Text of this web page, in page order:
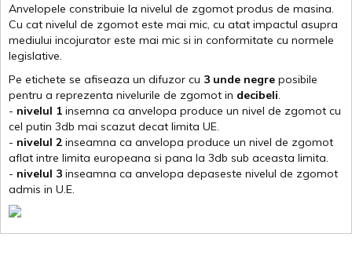
Anvelopele constribuie la nivelul de zgomot produs de masina.
Cu cat nivelul de zgomot este mai mic, cu atat impactul asupra
mediului incojurator este mai mic si in conformitate cu normele
legislative.
Pe etichete se afiseaza un difuzor cu 3 unde negre posibile
pentru a reprezenta nivelurile de zgomot in decibeli
- nivelul 1 insemna ca anvelopa produce un nivel de zgomot cu
cel putin 3db mai scazut decat limita UE.
- nivelul 2 inseamna ca anvelopa produce un nivel de zgomot
aflat intre limita europeana si pana la 3db sub aceasta limita.
- nivelul 3 inseamna ca anvelopa depaseste nivelul de zgomot
admis in U.E.